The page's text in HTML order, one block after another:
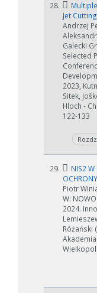
28.
Jet
Andrzej
Galecki
Selected
2023,
Sitek,
Hloch -
122-133
29.
NIS2 W
Piotr
W:
2024.
Różański